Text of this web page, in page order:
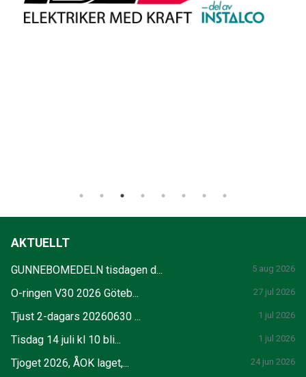
AKTUELLT
GUNNEBOMEDELN tisdagen d... 5 aug 2026
O-ringen V30 2026 Göteb... 27 jul 2026
Tjust 2-dagars 20260630 ... 1 jul 2026
Tisdag 14 juli kl 10 bli... 1 jul 2026
Tjoget 2026, ÅOK laget,... 24 jun 2026